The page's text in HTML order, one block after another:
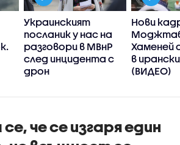
Украинският
посланик у нас на
разговори в МВнР
след инцидента с
дрон
Нови
Хаменей
в
(ВИДЕО)
че се изгаря един